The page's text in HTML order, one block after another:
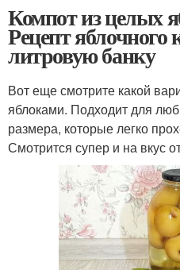
Компот из целых
Рецепт яблочного
литровую банку
Вот еще смотрите какой
яблоками. Подходит для
размера, которые легко
Смотрится супер и на вкус